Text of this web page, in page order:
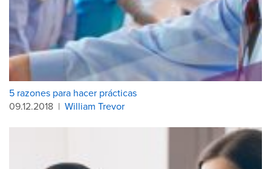
5 razones para hacer prácticas
09.12.2018 | William Trevor